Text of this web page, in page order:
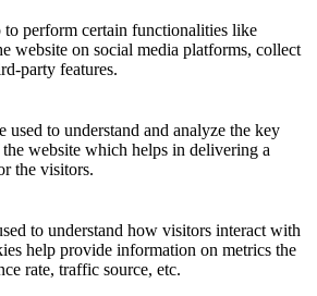
perform certain functionalities like
website on social media platforms, collect
party features.
used to understand and analyze the key
website which helps in delivering a
the visitors.
to understand how visitors interact with
help provide information on metrics the
rate, traffic source, etc.